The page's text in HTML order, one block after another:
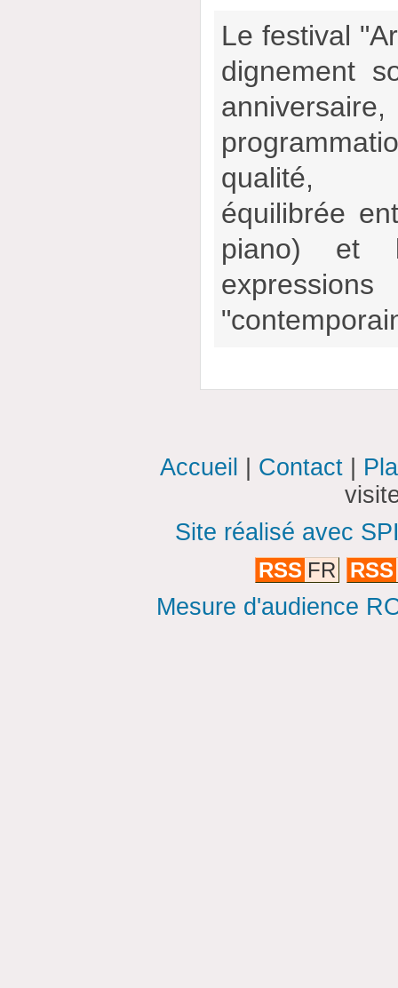
Le festival
dignement
qualité,
équilibrée
piano) et
expressions
Accueil Contact
Site réalisé avec
RSS FR RSS
Mesure d'audience